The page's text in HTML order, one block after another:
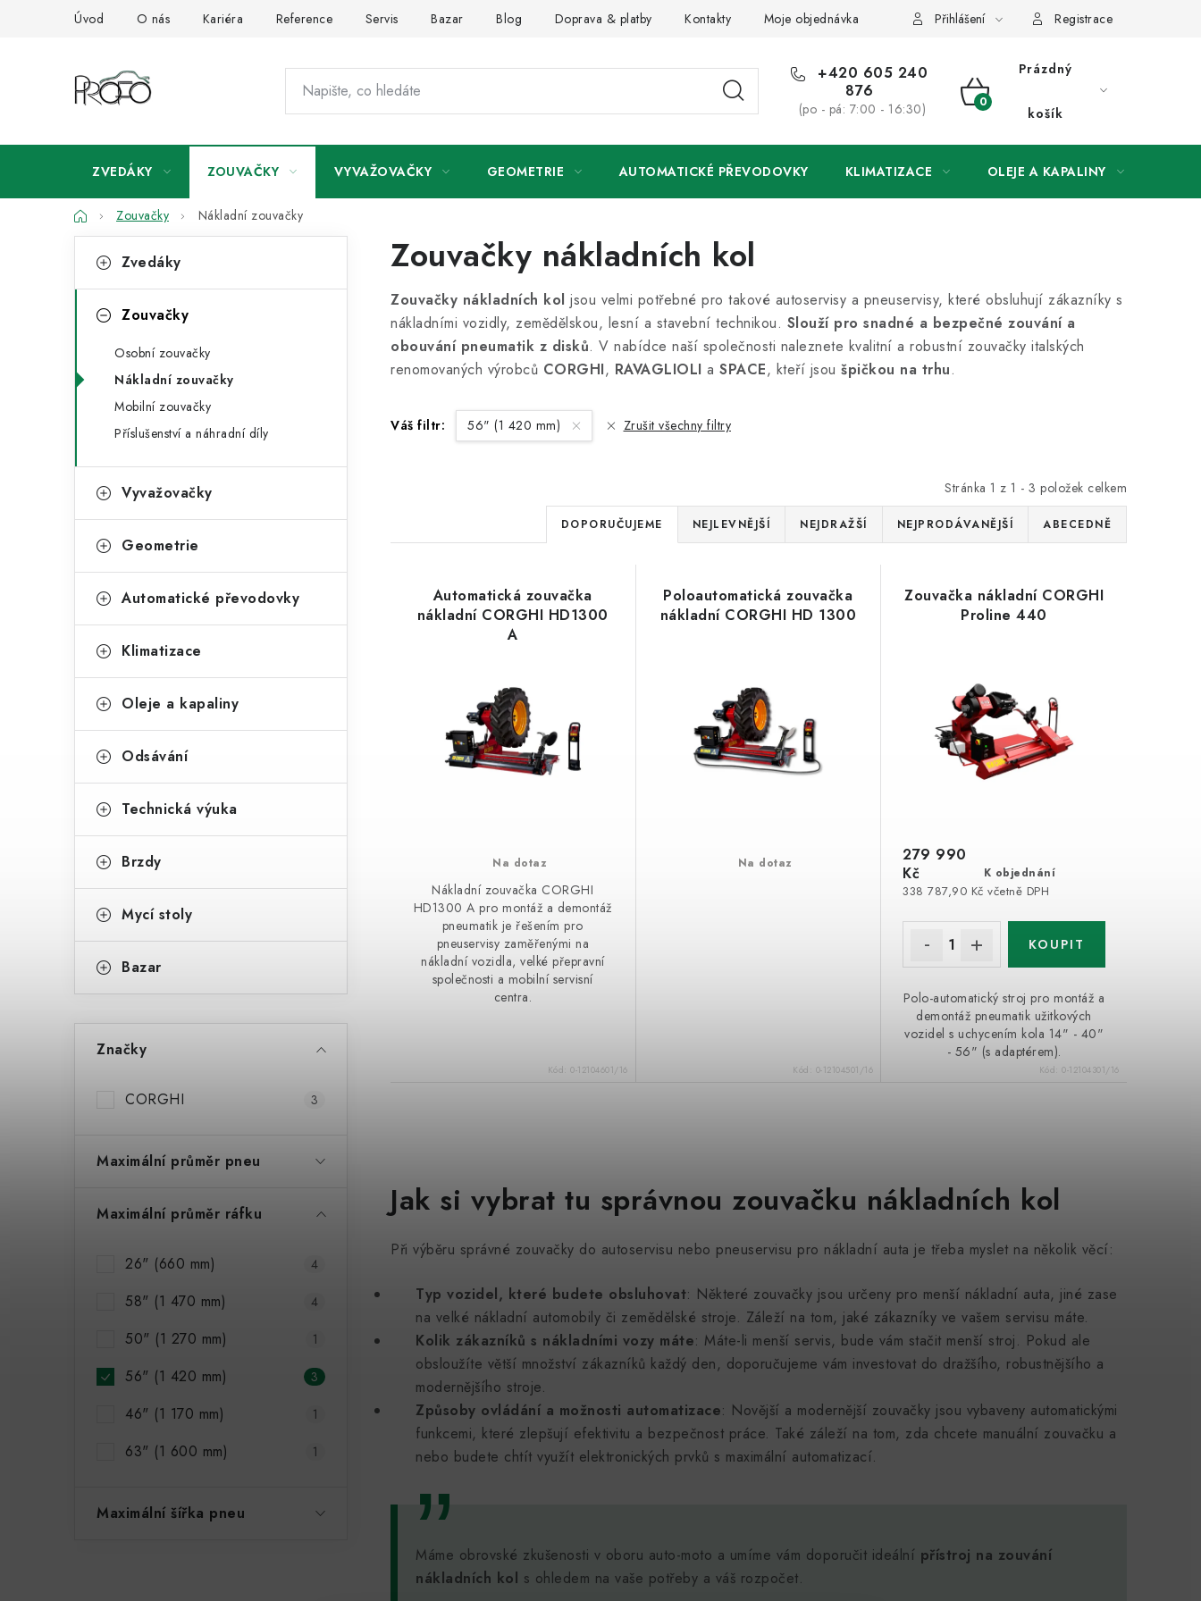
Úvod O nás Kariéra Reference Servis Bazar Blog Doprava & platby Kontakty Moje objednávka Přihlášení Registrace
+420 605 240
876
(po - pá: 7:00 - 16:30)
NÁKUPNÍ
Prázdný
košík
ZVEDÁKY ZOUVAČKY VYVAŽOVAČKY GEOMETRIE AUTOMATICKÉ PŘEVODOVKY KLIMATIZACE OLEJE A KAPALINY
DomůZouvačky Nákladní zouvačky
o
r
n
í
n
kategorie
a
g
o
i
Zvedáky
Zouvačky
Osobní zouvačky
Nákladní zouvačky
Mobilní zouvačky
Příslušenství a náhradní díly
Vyvažovačky
Geometrie
Automatické převodovky
Klimatizace
Oleje a kapaliny
Odsávání
Technická výuka
Brzdy
Mycí stoly
Bazar
Značky
CORGHI 3
Maximální průměr pneu
Maximální průměr ráfku
26" (660 mm) 4
58" (1 470 mm) 4
50" (1 270 mm) 1
56" (1 420 mm) 3
46" (1 170 mm) 1
63" (1 600 mm) 1
Maximální šířka pneu
Zouvačky nákladních kol
Zouvačky nákladních kol jsou velmi potřebné pro takové autoservisy a pneuservisy, které obsluhují zákazníky s
nákladními vozidly, zemědělskou, lesní a stavební technikou. Slouží pro snadné a bezpečné zouvání a
obouvání pneumatik z disků. V nabídce naší společnosti naleznete kvalitní a robustní zouvačky italských
renomovaných výrobců CORGHI, RAVAGLIOLI a SPACE, kteří jsou špičkou na trhu.
Váš filtr: 56" (1 420 mm) Zrušit všechny filtry
Stránka 1 z 1 - 3 položek celkem
Ř
a
z
e
p
r
u
k
t
ů
DOPORUČUJEME NEJLEVNĚJŠÍ NEJDRAŽŠÍ NEJPRODÁVANĚJŠÍ ABECEDNĚ
Automatická zouvačka
nákladní CORGHI HD1300
A
Na dotaz
Nákladní zouvačka CORGHI
HD1300 A pro montáž a demontáž
pneumatik je řešením pro
pneuservisy zaměřenými na
nákladní vozidla, velké přepravní
společnosti a mobilní servisní
centra.
Kód:0-12104601/16
Poloautomatická zouvačka
nákladní CORGHI HD 1300
Na dotaz
Kód: 0-12104501/16
Zouvačka nákladní CORGHI
Proline 440
K objednání
338 787,90 Kč včetně DPH
279 990
Kč
Polo-automatický stroj pro montáž a
demontáž pneumatik užitkových
vozidel s uchycením kola 14" - 40"
- 56" (s adaptérem).
Kód:0-12104301/16
v
l
á
y
Jak si vybrat tu správnou zouvačku nákladních kol
Při výběru správné zouvačky do autoservisu nebo pneuservisu pro nákladní auta je třeba myslet na několik věcí:
Typ vozidel, které budete obsluhovat: Některé zouvačky jsou určeny pro menší nákladní auta, jiné zase
na velké nákladní automobily či zemědělské stroje. Záleží na tom, jaké zákazníky ve vašem servisu máte.
Kolik zákazníků s nákladními vozy máte: Máte-li menší servis, bude vám stačit menší stroj. Pokud ale
obsloužíte větší množství zákazníků každý den, doporučujeme vám investovat do dražšího, robustnějšího a
modernějšího stroje.
Způsoby ovládání a možnosti automatizace: Novější a modernější zouvačky jsou vybaveny automatickými
funkcemi, které zlepšují efektivitu a bezpečnost práce. Také záleží na tom, zda chcete manuální zouvačku a
nebo budete chtít využít elektronických prvků s maximální automatizací.
Máme obrovské zkušenosti v oboru auto-moto a umíme vám doporučit ideální přístroj na zouvání
nákladních kol s ohledem na vaše potřeby a váš rozpočet.